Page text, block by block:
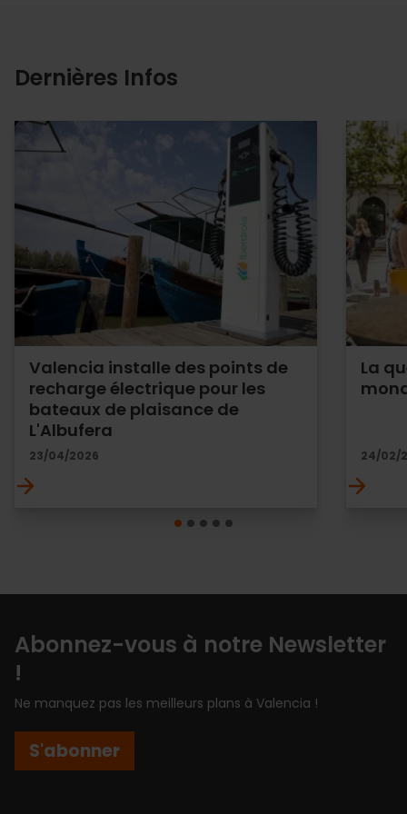
Dernières Infos
Valencia installe des points de
recharge électrique pour les
bateaux de plaisance de
L'Albufera
23/04/2026
La
24/02/
Abonnez-vous à notre Newsletter
!
Ne manquez pas les meilleurs plans à Valencia !
S'abonner